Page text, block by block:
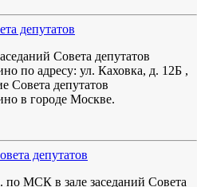
депутатов
Совета депутатов
по адресу: ул. Каховка, д. 12Б ,
Совета депутатов
в городе Москве.
депутатов
по МСК в зале заседаний Совета